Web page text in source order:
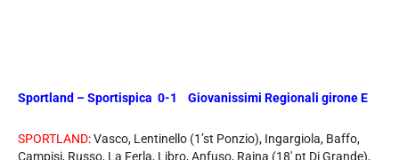
Sportland – Sportispica 0-1 Giovanissimi Regionali girone E
SPORTLAND: Vasco, Lentinello (1’st Ponzio), Ingargiola, Baffo,
Campisi, Russo, La Ferla, Libro, Anfuso, Raina (18′ pt Di Grande),